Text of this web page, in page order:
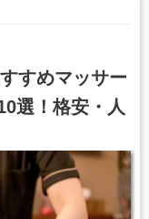
すめマッサー
選！格安・人